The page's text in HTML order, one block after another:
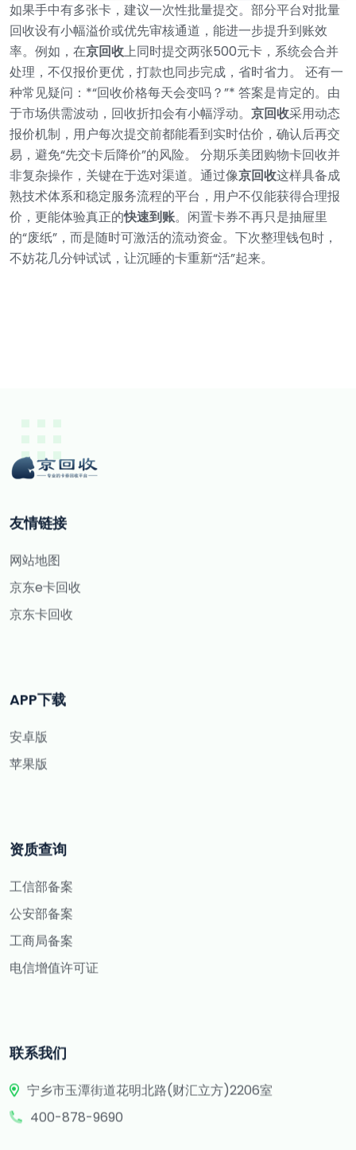
如果手中有多张卡，建议一次性批量提交。部分平台对批量
回收设有小幅溢价或优先审核通道，能进一步提升到账效
率。例如，在京回收上同时提交两张500元卡，系统会合并
处理，不仅报价更优，打款也同步完成，省时省力。
还有一
种常见疑问：*“回收价格每天会变吗？”* 答案是肯定的。由
于市场供需波动，回收折扣会有小幅浮动。 京回收采用动态
报价机制，用户每次提交前都能看到实时估价，确认后再交
易，避免“先交卡后降价”的风险。
分期乐美团购物卡回收并
非复杂操作，关键在于选对渠道。通过像京回收这样具备成
熟技术体系和稳定服务流程的平台，用户不仅能获得合理报
价，更能体验真正的快速到账。闲置卡券不再只是抽屉里
的“废纸”，而是随时可激活的流动资金。下次整理钱包时，
不妨花几分钟试试，让沉睡的卡重新“活”起来。
友情链接
网站地图
京东e卡回收
京东卡回收
APP下载
安卓版
苹果版
资质查询
工信部备案
公安部备案
工商局备案
电信增值许可证
联系我们
宁乡市玉潭街道花明北路(财汇立方)2206室
400-878-9690